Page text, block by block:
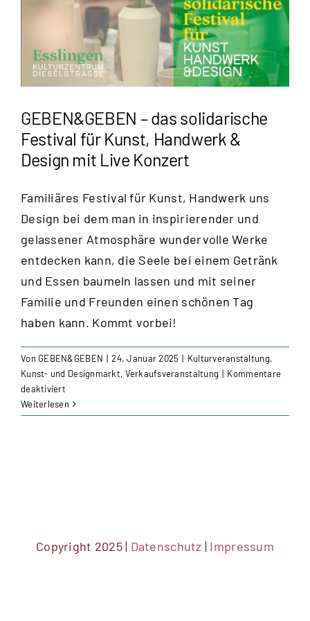
GEBEN&GEBEN – das solidarische
Festival für Kunst, Handwerk &
Design mit Live Konzert
Familiäres Festival für Kunst, Handwerk uns
Design bei dem man in inspirierender und
gelassener Atmosphäre wundervolle Werke
entdecken kann, die Seele bei einem Getränk
und Essen baumeln lassen und mit seiner
Familie und Freunden einen schönen Tag
haben kann. Kommt vorbei!
Von GEBEN&GEBEN | 24. Januar 2025 | Kulturveranstaltung,
Kunst- und Designmarkt, Verkaufsveranstaltung | Kommentare
deaktiviertfür
GEBEN&GEBEN
–
Design
mit
Weiterlesen
Copyright 2025 | Datenschutz | Impressum